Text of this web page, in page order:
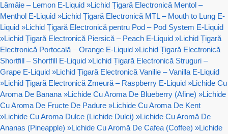
Lămâie – Lemon E-Liquid »Lichid Țigară Electronică Mentol –
Menthol E-Liquid »Lichid Țigară Electronică MTL – Mouth to Lung E-
Liquid »Lichid Țigară Electronică pentru Pod – Pod System E-Liquid
»Lichid Țigară Electronică Piersică – Peach E-Liquid »Lichid Țigară
Electronică Portocală – Orange E-Liquid »Lichid Țigară Electronică
Shortfill – Shortfill E-Liquid »Lichid Țigară Electronică Struguri –
Grape E-Liquid »Lichid Țigară Electronică Vanilie – Vanilla E-Liquid
»Lichid Țigară Electronică Zmeură – Raspberry E-Liquid »Lichide Cu
Aroma De Banana »Lichide Cu Aroma De Blueberry (Afine) »Lichide
Cu Aroma De Fructe De Padure »Lichide Cu Aroma De Kent
»Lichide Cu Aroma Dulce (Lichide Dulci) »Lichide Cu Aromă De
Ananas (Pineapple) »Lichide Cu Aromă De Cafea (Coffee) »Lichide